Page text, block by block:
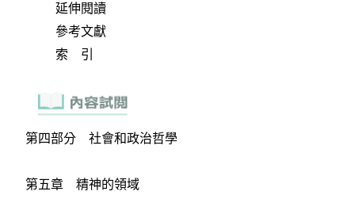
延伸閱讀
參考文獻
索 引